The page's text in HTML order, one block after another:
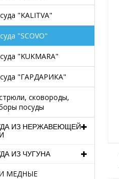
"KALITVA"
"SCOVO"
"KUKMARA"
"ГАРДАРИКА"
сковороды,
посуды
ИЗ НЕРЖАВЕЮЩЕЙ
ИЗ ЧУГУНА
МЕДНЫЕ